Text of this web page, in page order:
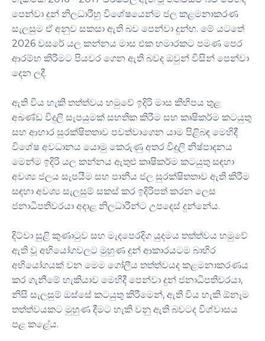
පෙන්වා දුන් නිලධාරීහු විශේෂයෙන්ම ජල කළමනාකරණ
සැලසුම ඒ අනුව සකසා ඇති බව පෙන්වා දුන්හ. මේ යටතේ
2026 වසරේ යල කන්නය මාස එක හමාරකට පමණ පෙර
ආරම්භ කිරීමට පියවර ගෙන ඇති බවද ඔවුන් විසින් පෙන්වා
දෙන ලදී.
ඇති විය හැකි තත්ත්වය හමුවේ ඉදිරි මාස කිහිපය තුළ
අඛණ්ඩ විදුලි සැපයුමක් සහතික කිරීම සහ කෘෂිකර්ම කටයුතු
සහ ආහාර සුරක්ෂිතතාව පවත්වාගෙන යාම පිළිබඳ මෙහිදී
විශේෂ අවධානය යොමු කෙරුණු අතර විදුලි නිෂ්පාදනය
මෙන්ම ඉදිරි යල කන්නය ඇතුළු කෘෂිකර්ම කටයුතු සඳහා
අවශ්‍ය ජලය සැපයීම සහ පානීය ජල සුරක්ෂිතතාව ඇති කිරීම
සඳහා අවශ්‍ය සැලසුම් සකස් කර ඉදිරිපත් කරන ලෙස
ජනාධිපතිවරයා අදාළ නිලධාරීන්ට උපදෙස් දුන්නේය.
දිට්වා සුළි කුණාටුව සහ මැදපෙරදිග යුදමය තත්ත්වය හමුවේ
ඇති වූ අභියෝගවලට මුහුණ දුන් ආකාරයටම බාහිර
අභියෝගයක් වන මෙම ගෝලීය තත්ත්වයද කළමනාකරණය
කර ගැනීමේ හැකියාව මෙහිදී පෙන්වා දුන් ජනාධිපතිවරයා,
නිසි සැලසුම් ඔස්සේ කටයුතු කිරීමෙන්, ඇති විය හැකි ඕනෑම
තත්ත්වයකට මුහුණ දීමට හැකි වනු ඇති බවටද විශ්වාසය
පළ කළේය.